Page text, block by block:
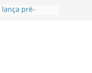
lança pré-
EUA e Bélgica